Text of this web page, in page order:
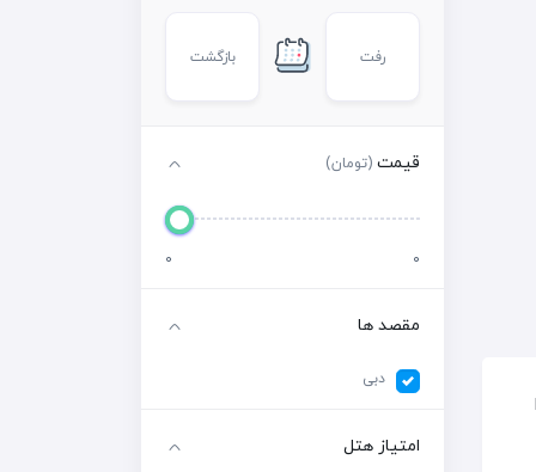
رفت بازگشت
قیمت (تومان)
0 0
مقصد ها
دبی
امتیاز هتل